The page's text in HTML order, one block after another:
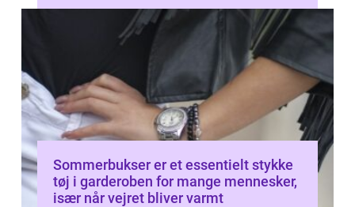
Sommerbukser er et essentielt stykke
tøj i garderoben for mange mennesker,
især når vejret bliver varmt